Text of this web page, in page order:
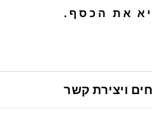
את הכסף.
ויצירת קשר